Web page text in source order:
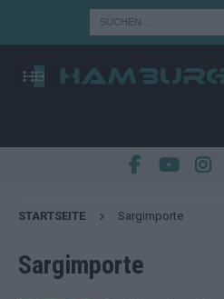
STARTSEITE Sargimporte
Sargimporte